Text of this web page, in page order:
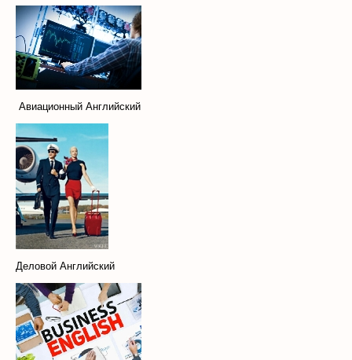
Авиационный Английский
Деловой Английский